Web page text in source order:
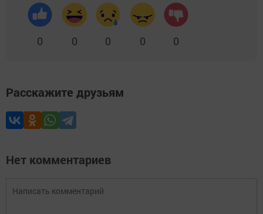
0 0 0 0 0
Расскажите друзьям
Нет комментариев